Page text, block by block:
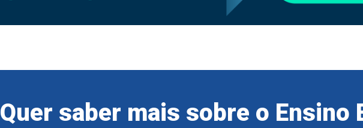
Quer saber mais sobre o Ensino